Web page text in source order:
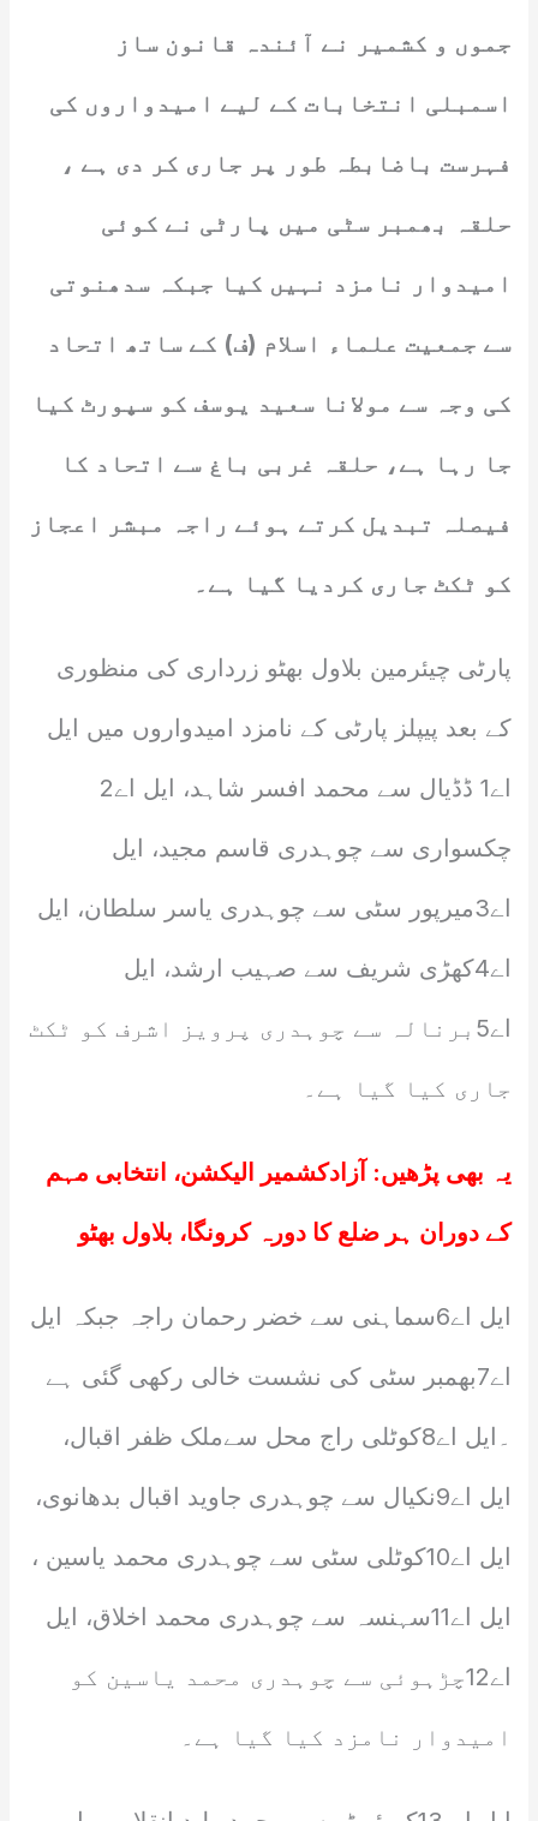
جموں و کشمیر نے آئندہ قانون ساز
اسمبلی انتخابات کے لیے امیدواروں کی
فہرست باضابطہ طور پر جاری کر دی ہے ،
حلقہ بھمبر سٹی میں پارٹی نے کوئی
امیدوار نامزد نہیں کیا جبکہ سدھنوتی
سے جمعیت علماء اسلام (ف) کے ساتھ اتحاد
کی وجہ سے مولانا سعید یوسف کو سپورٹ کیا
جا رہا ہے، حلقہ غربی باغ سے اتحاد کا
فیصلہ تبدیل کرتے ہوئے راجہ مبشر اعجاز
کو ٹکٹ جاری کردیا گیا ہے۔
پارٹی چیئرمین بلاول بھٹو زرداری کی منظوری
کے بعد پیپلز پارٹی کے نامزد امیدواروں میں ایل
اے1 ڈڈیال سے محمد افسر شاہد، ایل اے2
چکسواری سے چوہدری قاسم مجید، ایل
اے3میرپور سٹی سے چوہدری یاسر سلطان، ایل
اے4کھڑی شریف سے صہیب ارشد، ایل
اے5برنالہ سے چوہدری پرویز اشرف کو ٹکٹ
جاری کیا گیا ہے۔
یہ بھی پڑھیں: آزادکشمیر الیکشن، انتخابی مہم
کے دوران ہر ضلع کا دورہ کرونگا، بلاول بھٹو
ایل اے6سماہنی سے خضر رحمان راجہ جبکہ ایل
اے7بھمبر سٹی کی نشست خالی رکھی گئی ہے
۔ایل اے8کوٹلی راج محل سےملک ظفر اقبال،
ایل اے9نکیال سے چوہدری جاوید اقبال بدھانوی،
ایل اے10کوٹلی سٹی سے چوہدری محمد یاسین ،
ایل اے11سہنسہ سے چوہدری محمد اخلاق، ایل
اے12چڑہوئی سے چوہدری محمد یاسین کو
امیدوار نامزد کیا گیا ہے۔